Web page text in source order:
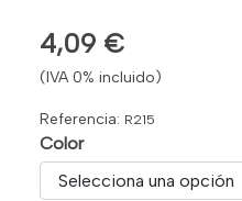
4,09 €
(IVA 0% incluido)
Referencia: R215
Color